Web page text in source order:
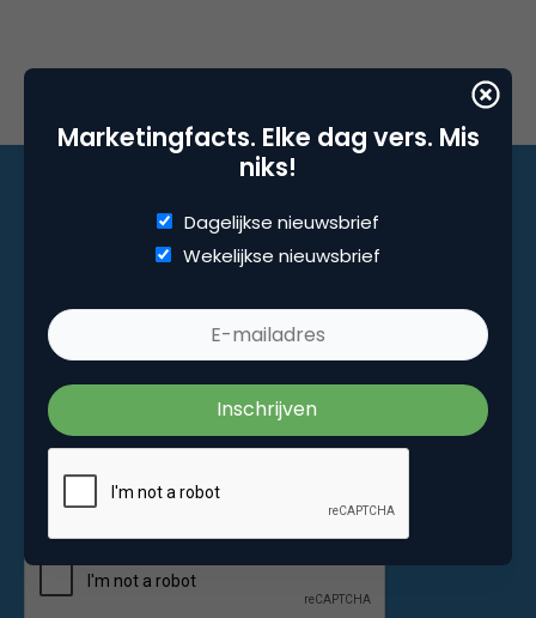
Marketingfacts. Elke dag vers. Mis
niks!
Dagelijkse nieuwsbrief
Wekelijkse nieuwsbrief
Marketingfacts. Elke dag vers. Mis niks!
Dagelijkse nieuwsbrief
Wekelijkse nieuwsbrief